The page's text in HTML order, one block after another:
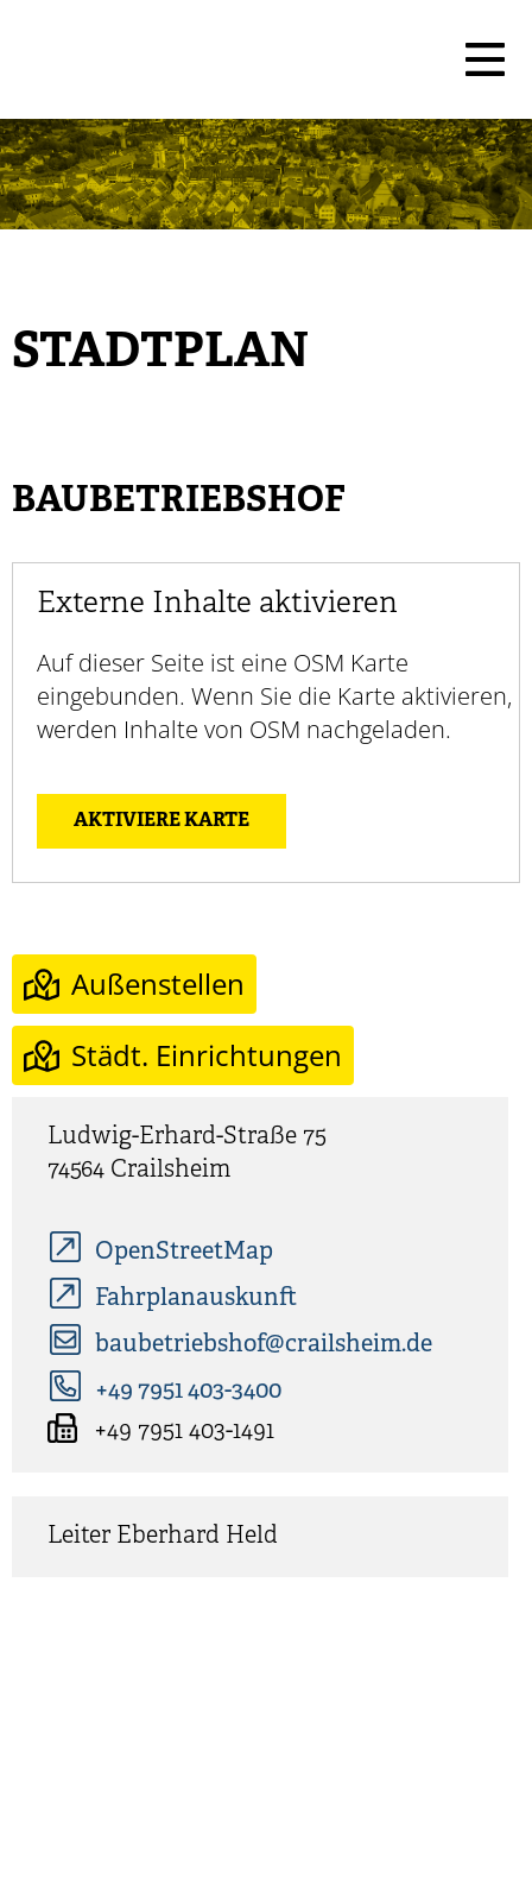
STADTPLAN
BAUBETRIEBSHOF
Externe Inhalte aktivieren
Auf dieser Seite ist eine OSM Karte
eingebunden. Wenn Sie die Karte aktivieren,
werden Inhalte von OSM nachgeladen.
AKTIVIERE KARTE
Außenstellen
Städt. Einrichtungen
Ludwig-Erhard-Straße 75
74564 Crailsheim
OpenStreetMap
Fahrplanauskunft
baubetriebshof@crailsheim.de
+49 7951 403-3400
+49 7951 403-1491
Leiter Eberhard Held